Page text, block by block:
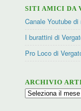
SITI AMICI DA
Canale Youtube di
I burattini di
Pro Loco di
ARCHIVIO
Archivio